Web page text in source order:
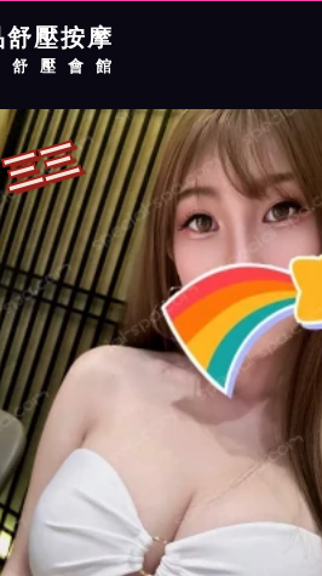
壓按摩
舒壓會館
館按摩師三三詳細介紹
幻館按摩師三三照片
三三